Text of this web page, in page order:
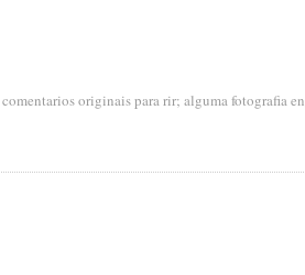
originais para rir; alguma fotografia